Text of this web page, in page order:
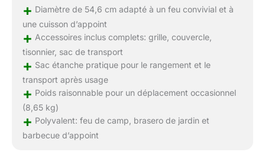
+ Diamètre de 54,6 cm adapté à un feu convivial et à
une cuisson d’appoint
+ Accessoires inclus complets: grille, couvercle,
tisonnier, sac de transport
+ Sac étanche pratique pour le rangement et le
transport après usage
+ Poids raisonnable pour un déplacement occasionnel
(8,65 kg)
+ Polyvalent: feu de camp, brasero de jardin et
barbecue d’appoint